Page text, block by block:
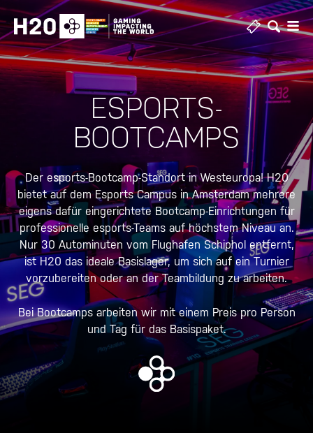
Zum
Inhalt
springen
ESPORTS-
BOOTCAMPS
Der esports-Bootcamp-Standort in Westeuropa! H20
bietet auf dem Esports Campus in Amsterdam mehrere
eigens dafür eingerichtete Bootcamp-Einrichtungen für
professionelle esports-Teams auf höchstem Niveau an.
Nur 30 Autominuten vom Flughafen Schiphol entfernt,
ist H20 das ideale Basislager, um sich auf ein Turnier
vorzubereiten oder an der Teambildung zu arbeiten.
Bei Bootcamps arbeiten wir mit einem Preis pro Person
und Tag für das Basispaket.